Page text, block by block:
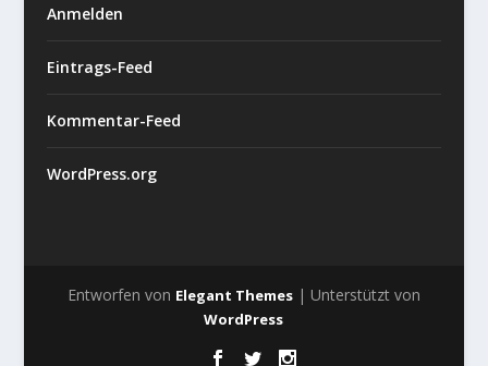
Anmelden
Eintrags-Feed
Kommentar-Feed
WordPress.org
Entworfen von Elegant Themes| Unterstützt von
WordPress